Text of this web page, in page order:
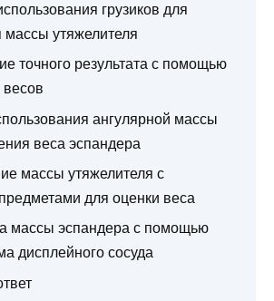
грузиков для
массы утяжелителя
точного результата с помощью
весов
ангулярной массы
веса эспандера
массы утяжелителя с
для оценки веса
массы эспандера с помощью
дисплейного сосуда